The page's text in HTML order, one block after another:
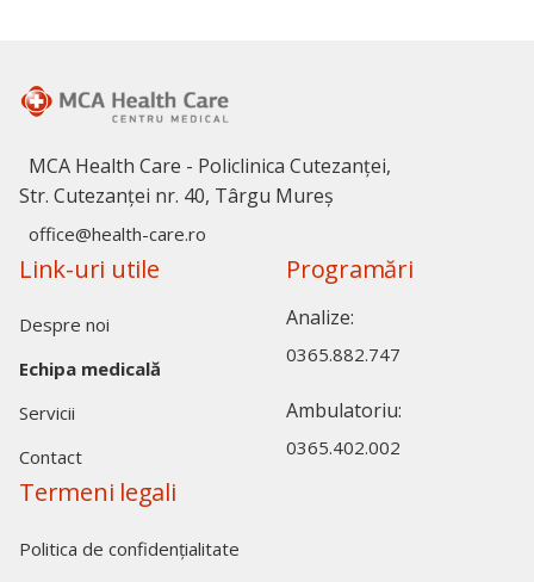
MCA Health Care - Policlinica Cutezanței,
Str. Cutezanței nr. 40, Târgu Mureș
office@health-care.ro
Link-uri utile
Despre noi
Echipa medicală
Servicii
Contact
Programări
Analize:
0365.882.747
Ambulatoriu:
0365.402.002
Termeni legali
Politica de confidențialitate